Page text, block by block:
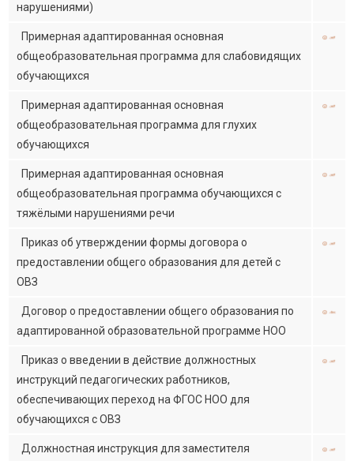
нарушениями)
Примерная адаптированная основная
общеобразовательная программа для слабовидящих
обучающихся
Примерная адаптированная основная
общеобразовательная программа для глухих
обучающихся
Примерная адаптированная основная
общеобразовательная программа обучающихся с
тяжёлыми нарушениями речи
Приказ об утверждении формы договора о
предоставлении общего образования для детей с
ОВЗ
Договор о предоставлении общего образования по
адаптированной образовательной программе НОО
Приказ о введении в действие должностных
инструкций педагогических работников,
обеспечивающих переход на ФГОС НОО для
обучающихся с ОВЗ
Должностная инструкция для заместителя